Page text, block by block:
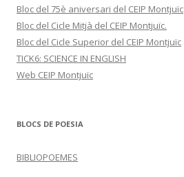
Bloc del 75è aniversari del CEIP Montjuïc
Bloc del Cicle Mitjà del CEIP Montjuïc.
Bloc del Cicle Superior del CEIP Montjuïc
TICK6: SCIENCE IN ENGLISH
Web CEIP Montjuïc
BLOCS DE POESIA
BIBLIOPOEMES